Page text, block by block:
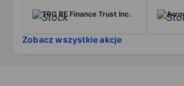
TPG RE Finance Trust Inc.
Zobacz wszystkie akcje